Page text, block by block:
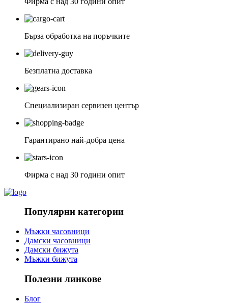
Бърза обработка на поръчките
Безплатна доставка
Специализиран сервизен център
Гарантирано най-добра цена
Фирма с над 30 години опит
Популярни категории
Мъжки часовници
Дамски часовници
Дамски бижута
Мъжки бижута
Полезни линкове
Блог